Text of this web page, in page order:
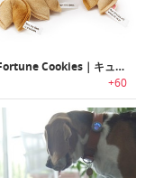
Catnip Fortune Cookies｜キュートなハンドメイド製フォーチューンクッキーデザイン猫じゃらし
+60